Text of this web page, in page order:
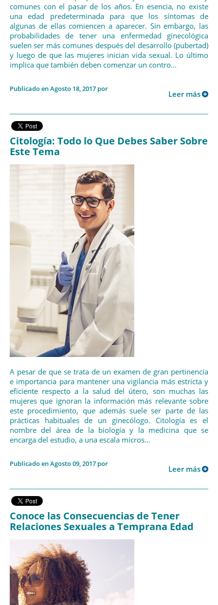
comunes con el pasar de los años. En esencia, no existe
una edad predeterminada para que los síntomas de
algunas de ellas comiencen a aparecer. Sin embargo, las
probabilidades de tener una enfermedad ginecológica
suelen ser más comunes después del desarrollo (pubertad)
y luego de que las mujeres inician vida sexual. Lo último
implica que también deben comenzar un contro...
Publicado en Agosto 18, 2017 por
Leer más
Citología: Todo lo Que Debes Saber Sobre
Este Tema
A pesar de que se trata de un examen de gran pertinencia
e importancia para mantener una vigilancia más estricta y
eficiente respecto a la salud del útero, son muchas las
mujeres que ignoran la información más relevante sobre
este procedimiento, que además suele ser parte de las
prácticas habituales de un ginecólogo. Citología es el
nombre del área de la biología y la medicina que se
encarga del estudio, a una escala micros...
Publicado en Agosto 09, 2017 por
Leer más
Conoce las Consecuencias de Tener
Relaciones Sexuales a Temprana Edad